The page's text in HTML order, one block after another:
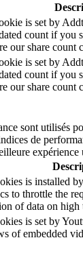
is set by
count if you
our share count
is set by
count if you
our share count
sont utilisés
de
expérience
is installed
to throttle the
of data on high
is set by
of embedded